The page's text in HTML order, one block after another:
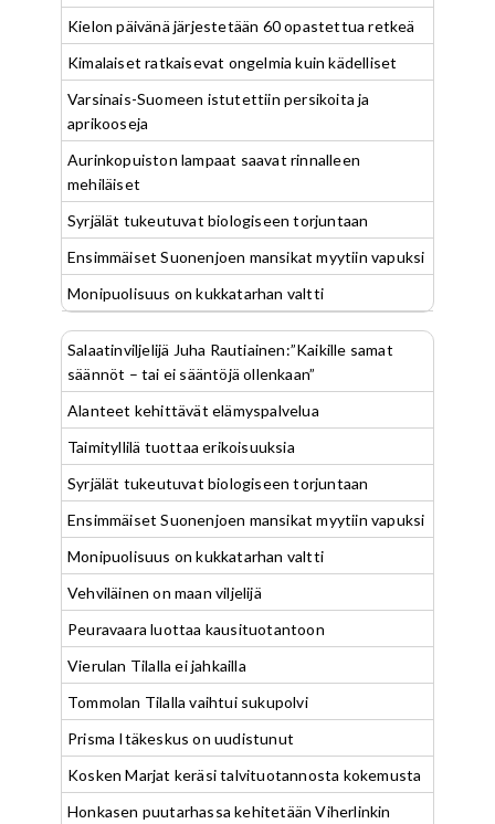
Kielon päivänä järjestetään 60 opastettua retkeä
Kimalaiset ratkaisevat ongelmia kuin kädelliset
Varsinais-Suomeen istutettiin persikoita ja
aprikooseja
Aurinkopuiston lampaat saavat rinnalleen
mehiläiset
Syrjälät tukeutuvat biologiseen torjuntaan
Ensimmäiset Suonenjoen mansikat myytiin vapuksi
Monipuolisuus on kukkatarhan valtti
Salaatinviljelijä Juha Rautiainen:”Kaikille samat
säännöt – tai ei sääntöjä ollenkaan”
Alanteet kehittävät elämyspalvelua
Taimityllilä tuottaa erikoisuuksia
Syrjälät tukeutuvat biologiseen torjuntaan
Ensimmäiset Suonenjoen mansikat myytiin vapuksi
Monipuolisuus on kukkatarhan valtti
Vehviläinen on maan viljelijä
Peuravaara luottaa kausituotantoon
Vierulan Tilalla ei jahkailla
Tommolan Tilalla vaihtui sukupolvi
Prisma Itäkeskus on uudistunut
Kosken Marjat keräsi talvituotannosta kokemusta
Honkasen puutarhassa kehitetään Viherlinkin